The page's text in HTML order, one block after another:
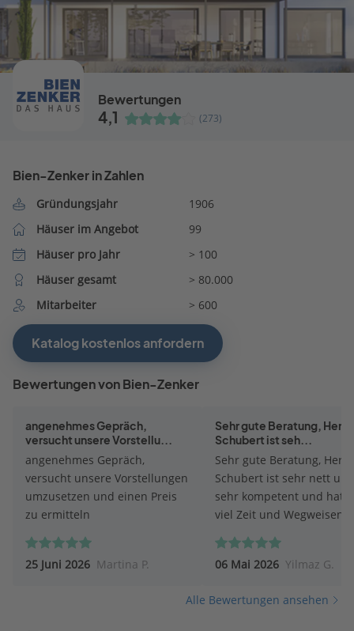
Bewertungen
4,1 (273)
Bien-Zenker in Zahlen
Gründungsjahr
1906
Häuser im Angebot
99
Häuser pro Jahr
> 100
Häuser gesamt
> 80.000
Mitarbeiter
> 600
Katalog kostenlos anfordern
Bewertungen von Bien-Zenker
angenehmes Gepräch,
versucht unsere Vorstellu...
angenehmes Gepräch,
versucht unsere Vorstellungen
umzusetzen und einen Preis
zu ermitteln
25 Juni 2026 Martina P.
Sehr gute Beratung, Herr
Schubert ist seh...
Sehr gute Beratung, Herr
Schubert ist sehr nett und
sehr kompetent und hat
viel Zeit und Wegweisend
ganz andere Perspektive
eröffnet sehr zu Positiv.
mit Herrn Pit Schubert.
06 Mai 2026 Yilmaz G.
Alle Bewertungen ansehen